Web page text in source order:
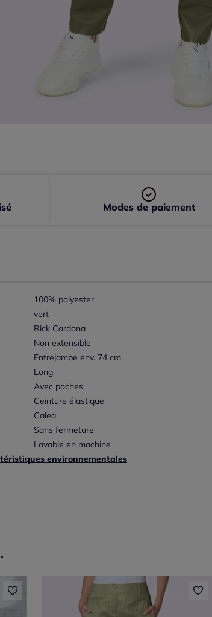
100% polyester
vert
Rick Cardona
Non extensible
Entrejambe env. 74 cm
Long
Avec poches
Ceinture élastique
Calea
Sans fermeture
Lavable en machine
environnementales
Modes de paiement